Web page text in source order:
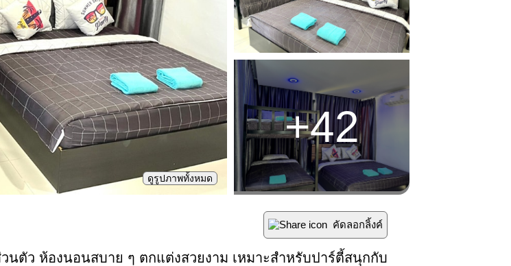
ดูรูปภาพทั้งหมด
+42
คัดลอกลิ้งค์
นตัว ห้องนอนสบาย ๆ ตกแต่งสวยงาม เหมาะสำหรับปาร์ตี้สนุกกับ